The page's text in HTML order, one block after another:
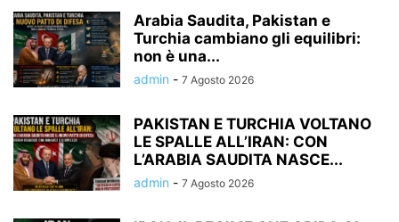
Arabia Saudita, Pakistan e
Turchia cambiano gli equilibri:
non è una...
admin - 7 Agosto 2026
PAKISTAN E TURCHIA VOLTANO
LE SPALLE ALL’IRAN: CON
L’ARABIA SAUDITA NASCE...
admin - 7 Agosto 2026